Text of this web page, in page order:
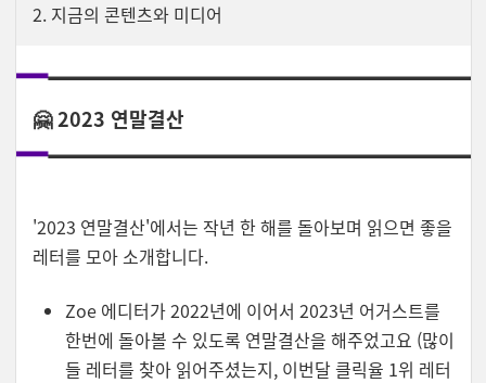
2. 지금의 콘텐츠와 미디어
🤗 2023 연말결산
'2023 연말결산'에서는 작년 한 해를 돌아보며 읽으면 좋을
레터를 모아 소개합니다.
Zoe 에디터가 2022년에 이어서 2023년 어거스트를
한번에 돌아볼 수 있도록 연말결산을 해주었고요 (많이
들 레터를 찾아 읽어주셨는지, 이번달 클릭율 1위 레터